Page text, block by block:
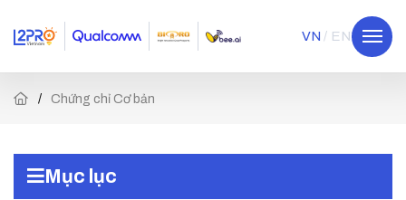
VN EN
Chứng chỉ Cơ bản
Mục lục